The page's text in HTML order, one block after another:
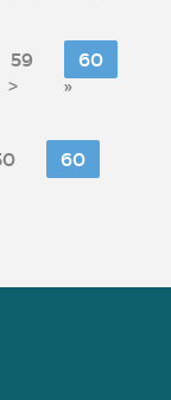
59
60
> »
60